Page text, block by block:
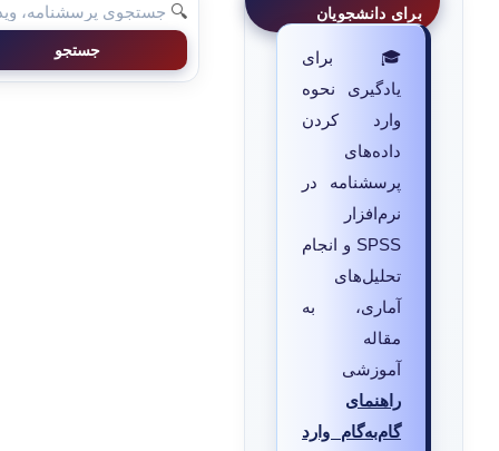
برای دانشجویان
🎓 برای
یادگیری نحوه
وارد کردن
داده‌های
پرسشنامه در
نرم‌افزار
SPSS و انجام
تحلیل‌های
آماری، به
مقاله
آموزشی
راهنمای
گام‌به‌گام وارد
🔍
جستجو